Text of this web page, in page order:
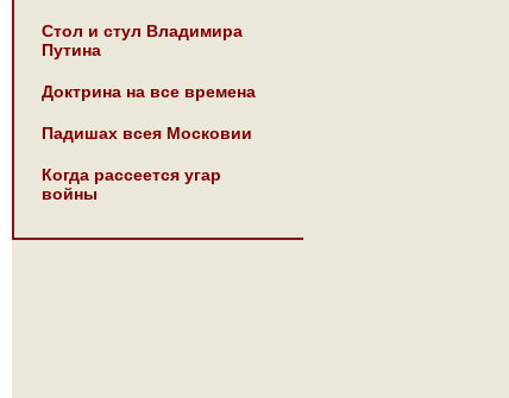
Стол и стул Владимира
Путина
Доктрина на все времена
Падишах всея Московии
Когда рассеется угар
войны